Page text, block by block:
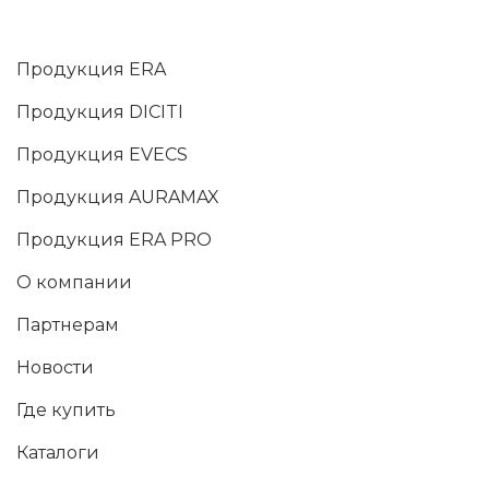
Продукция ERA
Продукция DICITI
Продукция EVECS
Продукция AURAMAX
Продукция ERA PRO
О компании
Партнерам
Новости
Где купить
Каталоги